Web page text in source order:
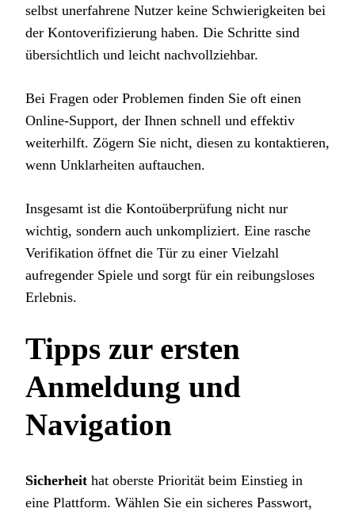
selbst unerfahrene Nutzer keine Schwierigkeiten bei
der Kontoverifizierung haben. Die Schritte sind
übersichtlich und leicht nachvollziehbar.
Bei Fragen oder Problemen finden Sie oft einen
Online-Support, der Ihnen schnell und effektiv
weiterhilft. Zögern Sie nicht, diesen zu kontaktieren,
wenn Unklarheiten auftauchen.
Insgesamt ist die Kontoüberprüfung nicht nur
wichtig, sondern auch unkompliziert. Eine rasche
Verifikation öffnet die Tür zu einer Vielzahl
aufregender Spiele und sorgt für ein reibungsloses
Erlebnis.
Tipps zur ersten
Anmeldung und
Navigation
Sicherheit hat oberste Priorität beim Einstieg in
eine Plattform. Wählen Sie ein sicheres Passwort,